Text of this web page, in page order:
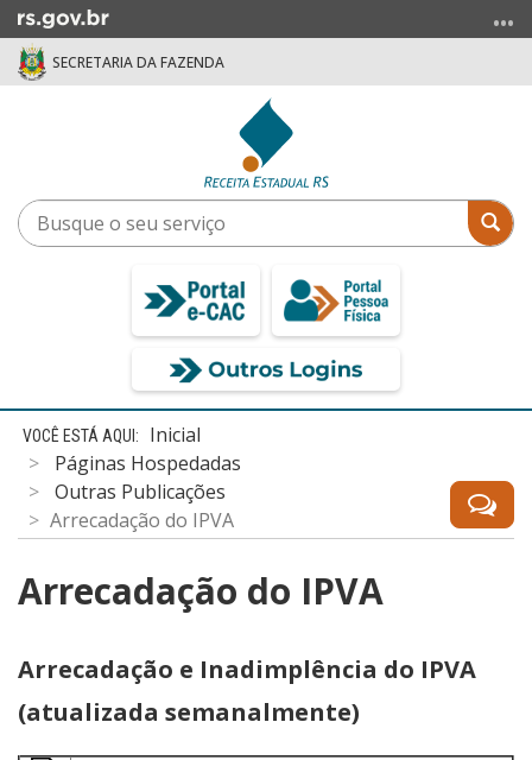
para
menu
SECRETARIA DA FAZENDA
Busque
o
Início
conteúdo
Inicial
Páginas Hospedadas
Outras Publicações
Arrecadação do IPVA
Arrecadação do IPVA
Arrecadação e Inadimplência do IPVA
(atualizada semanalmente)